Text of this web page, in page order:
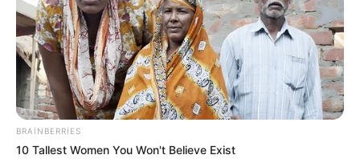
85 0 0
BRAINBERRIES
10 Tallest Women You Won't Believe Exist